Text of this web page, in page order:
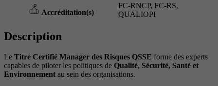
Accréditation(s)
FC-RNCP, FC-RS,
QUALIOPI
Description
Le Titre Certifié Manager des Risques QSSE forme des experts
capables de piloter les politiques de Qualité, Sécurité, Santé et
Environnement au sein des organisations.